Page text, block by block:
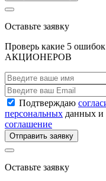
Оставьте заявку
Проверь какие 5
АКЦИОНЕРОВ
Подтверждаю
персональных данных
соглашение
Отправить заявку
Оставьте заявку